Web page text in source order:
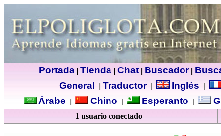
Portada| Tienda| Chat| Buscador|
General
Traductor| Inglés
Árabe Chino Esperanto
1 usuario conectado